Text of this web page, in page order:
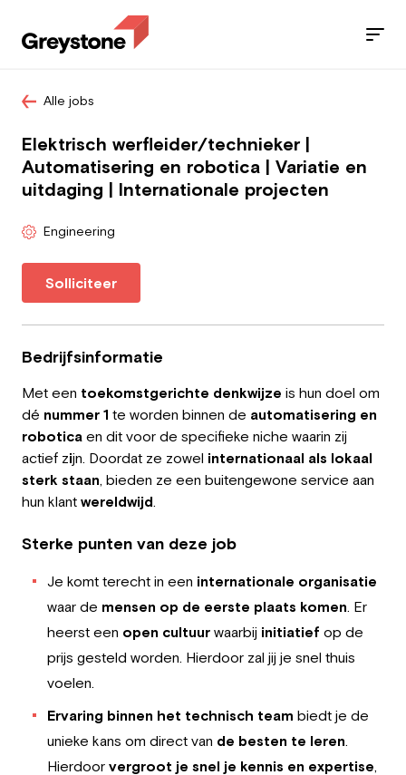
Werkgever
Werken bij Greystone
Over ons
Team
Jobs
Diensten
Sectoren
Alle jobs
Elektrisch werfleider/technieker |
Automatisering en robotica | Variatie en
uitdaging | Internationale projecten
Engineering
Solliciteer
Bedrijfsinformatie
Met een toekomstgerichte denkwijze is hun doel om
dé nummer 1 te worden binnen de automatisering en
robotica en dit voor de specifieke niche waarin zij
actief zijn. Doordat ze zowel internationaal als lokaal
sterk staan, bieden ze een buitengewone service aan
hun klant wereldwijd.
Sterke punten van deze job
Je komt terecht in een internationale organisatie
waar de mensen op de eerste plaats komen. Er
heerst een open cultuur waarbij initiatief op de
prijs gesteld worden. Hierdoor zal jij je snel thuis
voelen.
Ervaring binnen het technisch team biedt je de
unieke kans om direct van de besten te leren.
Hierdoor vergroot je snel je kennis en expertise,